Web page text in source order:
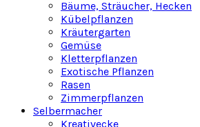
Bäume, Sträucher, Hecken
Kübelpflanzen
Kräutergarten
Gemüse
Kletterpflanzen
Exotische Pflanzen
Rasen
Zimmerpflanzen
Selbermacher
Kreativecke